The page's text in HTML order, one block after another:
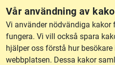
Vår användning av
Vi använder nödvändiga kakor
fungera. Vi vill också spara
hjälper oss förstå hur besökare
webbplatsen. Dessa kakor
RSS
Om webbplatsen